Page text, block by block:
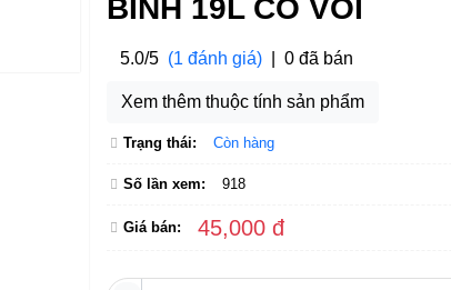
BÌNH 19L CÓ VÒI
5.0/5 (1 đánh giá) 0 đã bán
Xem thêm thuộc tính sản phẩm
Trạng thái: Còn hàng
Số lần xem: 918
Giá bán: 45,000 đ